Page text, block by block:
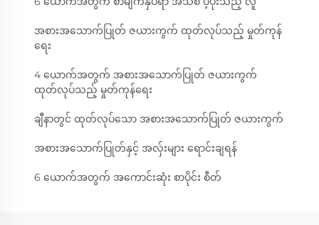
အစားအသောက်ပြုတ် ဇယားကွက် ထုတ်လုပ်သည့် မှုတ်ကုန်
ရေး
4 ယောက်အတွက် အစားအသောက်ပြုတ် ဇယားကွက်
ထုတ်လုပ်သည့် မှုတ်ကုန်ရေး
ချီနာတွင် ထုတ်လုပ်သော အစားအသောက်ပြုတ် ဇယားကွက်
အစားအသောက်ပြုတ်နှင့် အလှ်းများ ရောင်းချရန်
6 ယောက်အတွက် အကောင်းဆုံး စာပိုင်း စီတ်